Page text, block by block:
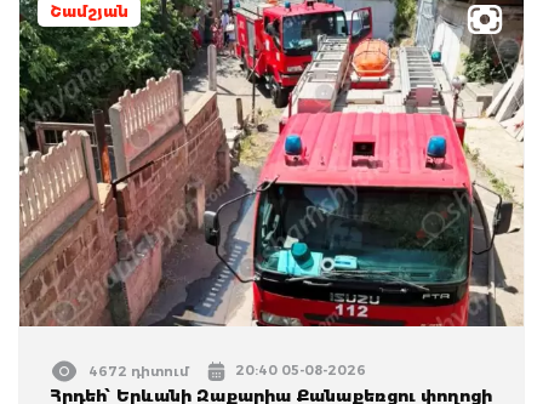
Շամշյան
4672 դիտում 20:40 05-08-2026
Հրդեհ՝ Երևանի Զաքարիա Քանաքեռցու փողոցի